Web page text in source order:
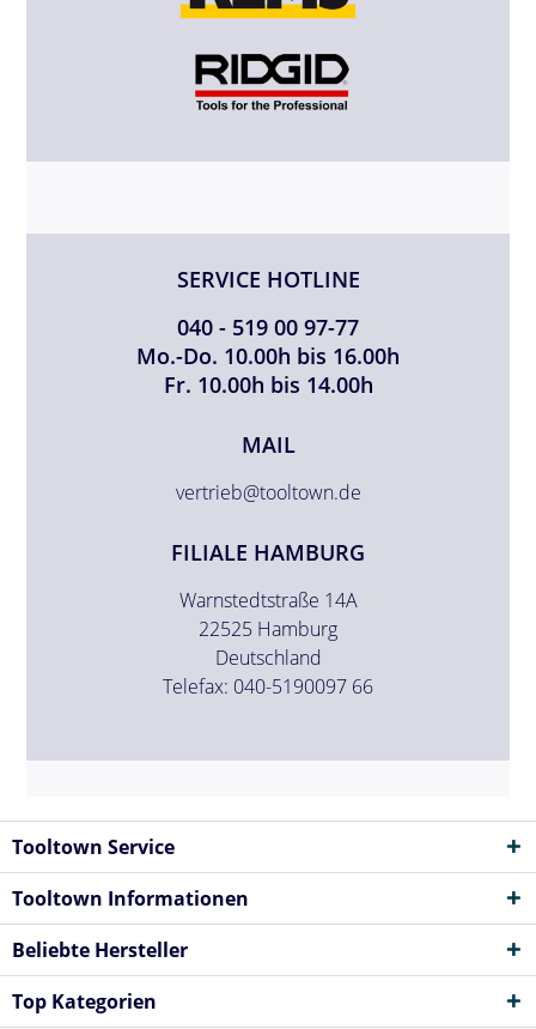
SERVICE HOTLINE
040 - 519 00 97-77
Mo.-Do. 10.00h bis 16.00h
Fr. 10.00h bis 14.00h
MAIL
vertrieb@tooltown.de
FILIALE HAMBURG
Warnstedtstraße 14A
22525 Hamburg
Deutschland
Telefax: 040-5190097 66
Tooltown Service
Tooltown Informationen
Beliebte Hersteller
Top Kategorien